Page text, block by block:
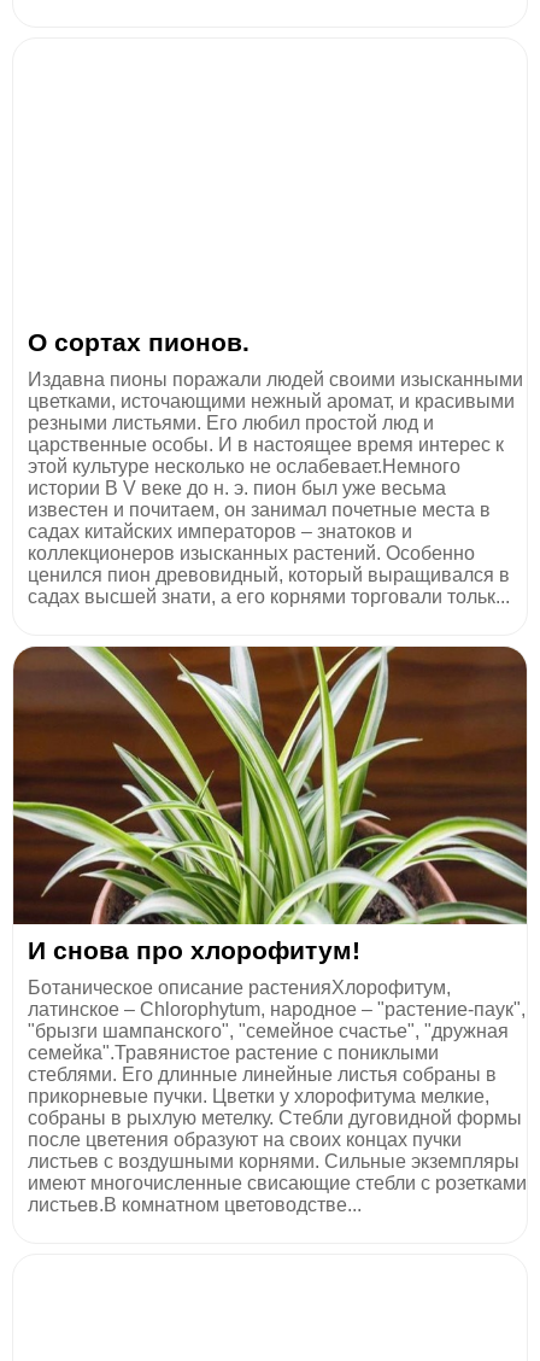
О сортах пионов.
Издавна пионы поражали людей своими изысканными
цветками, источающими нежный аромат, и красивыми
резными листьями. Его любил простой люд и
царственные особы. И в настоящее время интерес к
этой культуре несколько не ослабевает.Немного
истории В V веке до н. э. пион был уже весьма
известен и почитаем, он занимал почетные места в
садах китайских императоров – знатоков и
коллекционеров изысканных растений. Особенно
ценился пион древовидный, который выращивался в
садах высшей знати, а его корнями торговали тольк...
И снова про хлорофитум!
Ботаническое описание растенияХлорофитум,
латинское – Chlorophytum, народное – "растение-паук",
"брызги шампанского", "семейное счастье", "дружная
семейка".Травянистое растение с пониклыми
стеблями. Его длинные линейные листья собраны в
прикорневые пучки. Цветки у хлорофитума мелкие,
собраны в рыхлую метелку. Стебли дуговидной формы
после цветения образуют на своих концах пучки
листьев с воздушными корнями. Сильные экземпляры
имеют многочисленные свисающие стебли с розетками
листьев.В комнатном цветоводстве...